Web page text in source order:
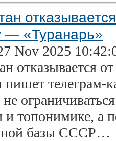
— «Туранарь»
Nov 2025
отказывается
телеграм-
и топонимике, а
базы СССР…